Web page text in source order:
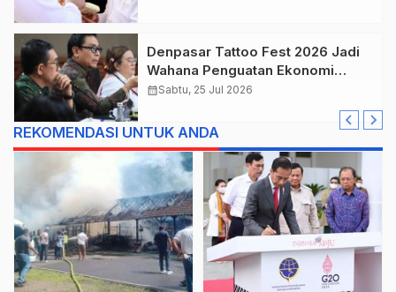
Denpasar Tattoo Fest 2026 Jadi
Wahana Penguatan Ekonomi
Kreatif Kota.
calendar_monthSabtu, 25 Jul 2026
REKOMENDASI UNTUK ANDA